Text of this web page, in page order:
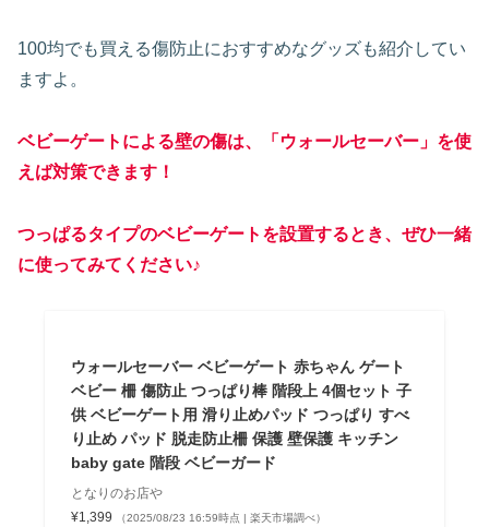
100均でも買える傷防止におすすめなグッズも紹介してい
ますよ。
ベビーゲートによる壁の傷は、「ウォールセーバー」を使
えば対策できます！
つっぱるタイプのベビーゲートを設置するとき、ぜひ一緒
に使ってみてください♪
ウォールセーバー ベビーゲート 赤ちゃん ゲート
ベビー 柵 傷防止 つっぱり棒 階段上 4個セット 子
供 ベビーゲート用 滑り止めパッド つっぱり すべ
り止め パッド 脱走防止柵 保護 壁保護 キッチン
baby gate 階段 ベビーガード
となりのお店や
¥1,399
（2025/08/23 16:59時点 | 楽天市場調べ）